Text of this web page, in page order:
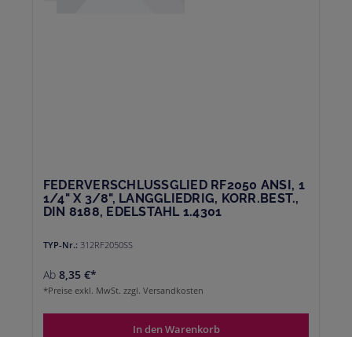
FEDERVERSCHLUSSGLIED RF2050 ANSI, 1
1/4" X 3/8", LANGGLIEDRIG, KORR.BEST.,
DIN 8188, EDELSTAHL 1.4301
TYP-Nr.: 312RF2050SS
Ab 8,35 €*
*Preise exkl. MwSt. zzgl. Versandkosten
In den Warenkorb